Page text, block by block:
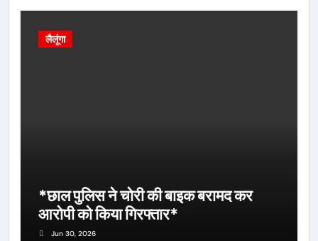
लैलूंगा
*छाल पुलिस ने चोरी की बाइक बरामद कर
आरोपी को किया गिरफ्तार*
Jun 30, 2026